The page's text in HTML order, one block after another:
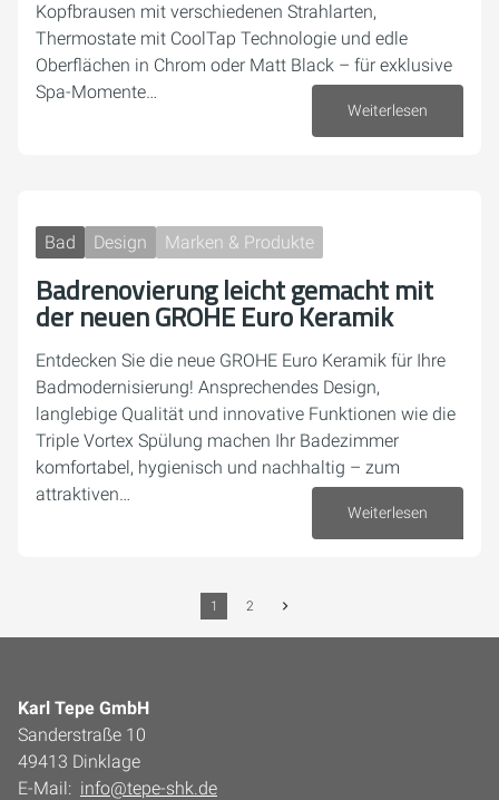
Kopfbrausen mit verschiedenen Strahlarten,
Thermostate mit CoolTap Technologie und edle
Oberflächen in Chrom oder Matt Black – für exklusive
Spa-Momente…
Weiterlesen
Bad Design Marken & Produkte
Badrenovierung leicht gemacht mit
der neuen GROHE Euro Keramik
Entdecken Sie die neue GROHE Euro Keramik für Ihre
Badmodernisierung! Ansprechendes Design,
langlebige Qualität und innovative Funktionen wie die
Triple Vortex Spülung machen Ihr Badezimmer
komfortabel, hygienisch und nachhaltig – zum
attraktiven…
Weiterlesen
1 2
Karl Tepe GmbH
Sanderstraße 10
49413 Dinklage
E-Mail: info@tepe-shk.de